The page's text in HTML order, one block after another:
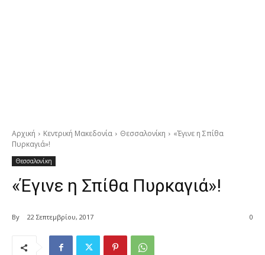
Αρχική Κεντρική Μακεδονία Θεσσαλονίκη
«Έγινε η Σπίθα
Πυρκαγιά»!
Θεσσαλονίκη
«Έγινε η Σπίθα Πυρκαγιά»!
By 22 Σεπτεμβρίου, 2017 0